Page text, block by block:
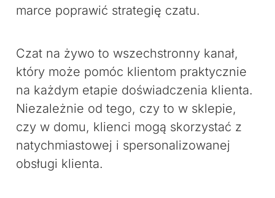
marce poprawić strategię czatu.
Czat na żywo to wszechstronny kanał,
który może pomóc klientom praktycznie
na każdym etapie doświadczenia klienta.
Niezależnie od tego, czy to w sklepie,
czy w domu, klienci mogą skorzystać z
natychmiastowej i spersonalizowanej
obsługi klienta.